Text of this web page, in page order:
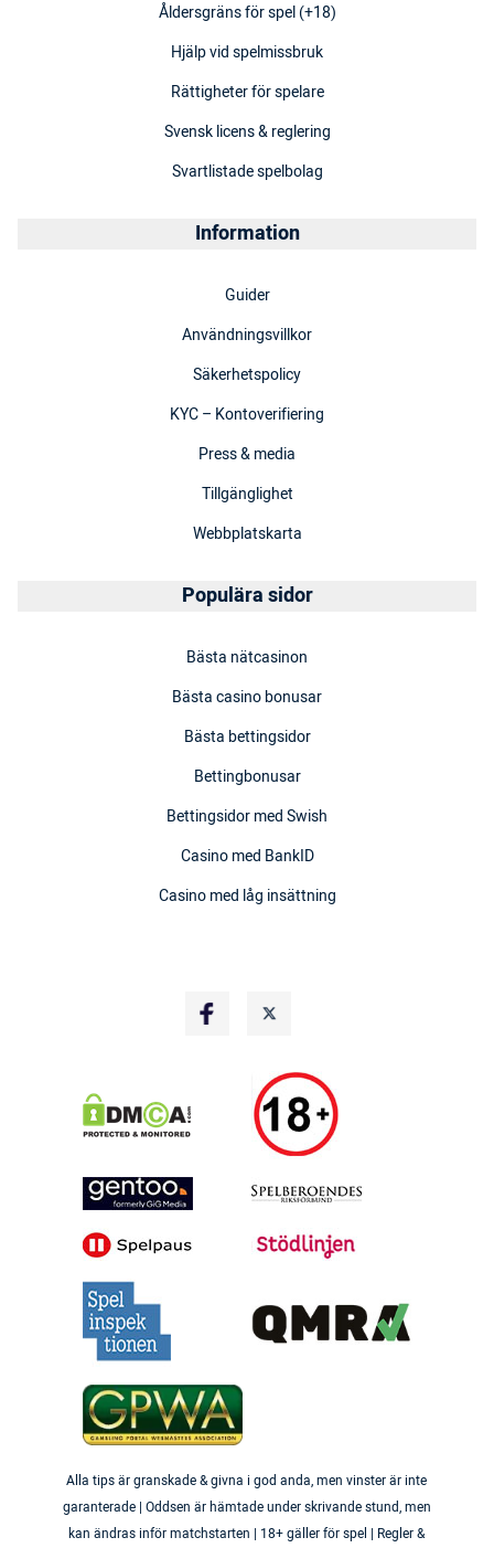
Åldersgräns för spel (+18)
Hjälp vid spelmissbruk
Rättigheter för spelare
Svensk licens & reglering
Svartlistade spelbolag
Information
Guider
Användningsvillkor
Säkerhetspolicy
KYC – Kontoverifiering
Press & media
Tillgänglighet
Webbplatskarta
Populära sidor
Bästa nätcasinon
Bästa casino bonusar
Bästa bettingsidor
Bettingbonusar
Bettingsidor med Swish
Casino med BankID
Casino med låg insättning
Alla tips är granskade & givna i god anda, men vinster är inte
garanterade | Oddsen är hämtade under skrivande stund, men
kan ändras inför matchstarten | 18+ gäller för spel | Regler &